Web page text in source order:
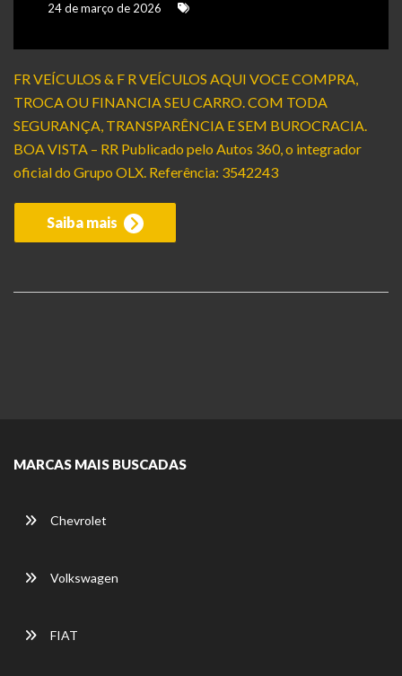
24 de março de 2026
FR VEÍCULOS & F R VEÍCULOS AQUI VOCE COMPRA,
TROCA OU FINANCIA SEU CARRO. COM TODA
SEGURANÇA, TRANSPARÊNCIA E SEM BUROCRACIA.
BOA VISTA – RR Publicado pelo Autos 360, o integrador
oficial do Grupo OLX. Referência: 3542243
Saiba mais
MARCAS MAIS BUSCADAS
Chevrolet
Volkswagen
FIAT